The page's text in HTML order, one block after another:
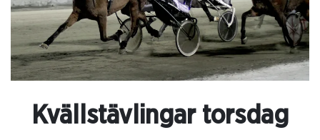
Kvällstävlingar torsdag